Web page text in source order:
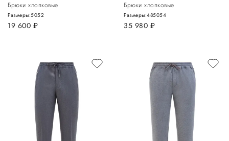
Брюки хлопковые
19 600 руб.
Размеры:5052
Брюки хлопковые
35 980 руб.
Размеры:485054